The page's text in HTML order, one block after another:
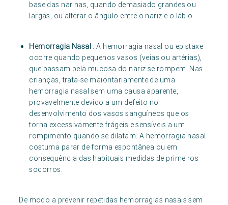
base das narinas, quando demasiado grandes ou
largas, ou alterar o ângulo entre o nariz e o lábio.
Hemorragia Nasal : A hemorragia nasal ou epistaxe
ocorre quando pequenos vasos (veias ou artérias),
que passam pela mucosa do nariz se rompem. Nas
crianças, trata-se maioritariamente de uma
hemorragia nasal sem uma causa aparente,
provavelmente devido a um defeito no
desenvolvimento dos vasos sanguíneos que os
torna excessivamente frágeis e sensíveis a um
rompimento quando se dilatam. A hemorragia nasal
costuma parar de forma espontânea ou em
consequência das habituais medidas de primeiros
socorros.
De modo a prevenir repetidas hemorragias nasais sem